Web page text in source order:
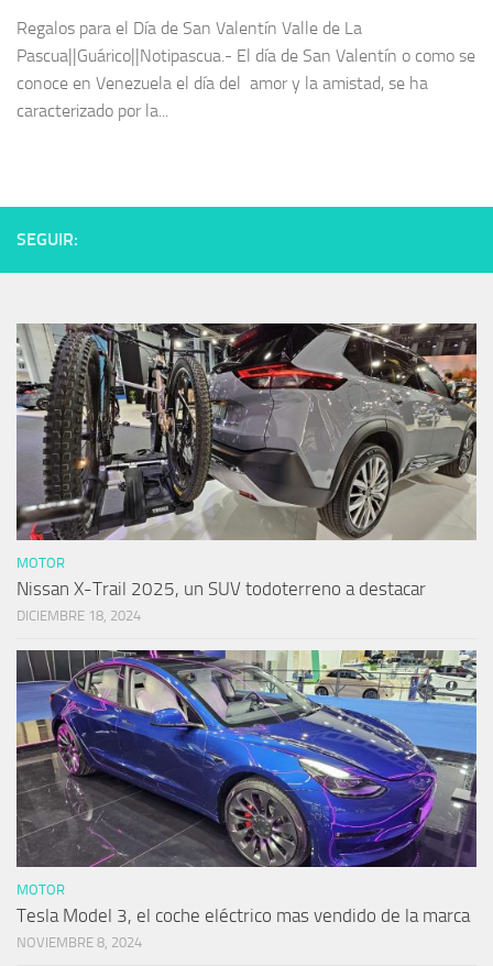
Regalos para el Día de San Valentín Valle de La
Pascua||Guárico||Notipascua.- El día de San Valentín o como se
conoce en Venezuela el día del amor y la amistad, se ha
caracterizado por la...
SEGUIR:
MOTOR
Nissan X-Trail 2025, un SUV todoterreno a destacar
DICIEMBRE 18, 2024
MOTOR
Tesla Model 3, el coche eléctrico mas vendido de la marca
NOVIEMBRE 8, 2024